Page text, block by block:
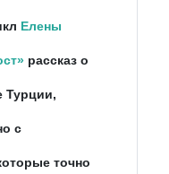
Елены
рассказ о
Турции,
с
точно